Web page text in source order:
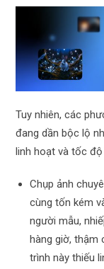
Tuy nhiên, các
đang dần bộc lộ
linh hoạt và tốc
Chụp ảnh
cùng tốn kém
người mẫu,
hàng giờ, thậm
trình này thiếu